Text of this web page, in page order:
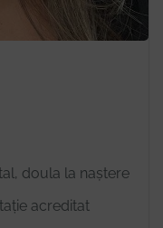
doula la naștere
acreditat